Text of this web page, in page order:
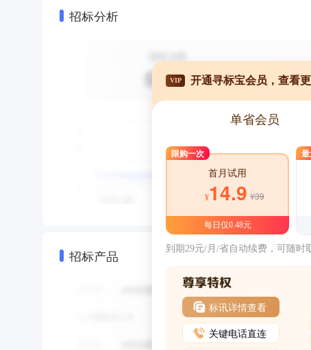
招标分析
招标产品
VIP 开通寻标宝会员，查看
单省会员
限购一次
首月试用
¥14.9 ¥39
每日仅0.48元
到期29元/月/省自动续费，可随时
标讯详情查看
关键电话直连